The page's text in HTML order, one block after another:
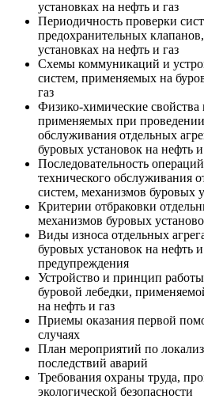
установках на нефть и газ
Периодичность проверки
предохранительных
установках на нефть и газ
Схемы коммуникаций и
систем, применяемых на
газ
Физико-химические свойства
применяемых при проведении
обслуживания отдельных
буровых установок на нефть и
Последовательность
технического обслуживания
систем, механизмов буровых
Критерии отбраковки
механизмов буровых
Виды износа отдельных
буровых установок на нефть
предупреждения
Устройство и принцип
буровой лебедки,
на нефть и газ
Приемы оказания первой
случаях
План мероприятий по
последствий аварий
Требования охраны труда,
экологической безопасности